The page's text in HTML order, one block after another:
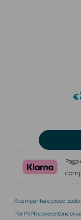
Beauty Season
Beauty Season
Beauty Season
Beauty Season
€
A campanha e preço
Por PVPR deve entender-